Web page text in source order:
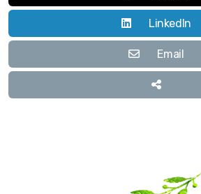
LinkedIn
Email